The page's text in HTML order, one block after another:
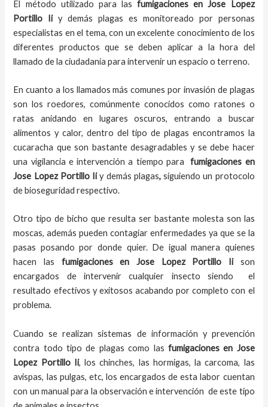
El método utilizado para las fumigaciones en Jose Lopez
Portillo Iiy demás plagas es monitoreado por personas
especialistas en el tema, con un excelente conocimiento de los
diferentes productos que se deben aplicar a la hora del
llamado de la ciudadanía para intervenir un espacio o terreno.
En cuanto a los llamados más comunes por invasión de plagas
son los roedores, comúnmente conocidos como ratones o
ratas anidando en lugares oscuros, entrando a buscar
alimentos y calor, dentro del tipo de plagas encontramos la
cucaracha que son bastante desagradables y se debe hacer
una vigilancia e intervención a tiempo parafumigaciones en
Jose Lopez Portillo Ii y demás plagas,siguiendo un protocolo
de bioseguridad respectivo.
Otro tipo de bicho que resulta ser bastante molesta son las
moscas, además pueden contagiar enfermedades ya que se la
pasas posando por donde quier. De igual manera quienes
hacen las
fumigacionesenJose Lopez Portillo Iison
encargados de intervenir cualquier insecto siendo el
resultado efectivos y exitosos acabando por completo con el
problema.
Cuando se realizan sistemas de información y prevención
contra todo tipo de plagas como las fumigacionesen Jose
Lopez Portillo Ii, los chinches, las hormigas, la carcoma, las
avispas, las pulgas, etc, los encargados de esta labor cuentan
con un manual para la observación e intervención de este tipo